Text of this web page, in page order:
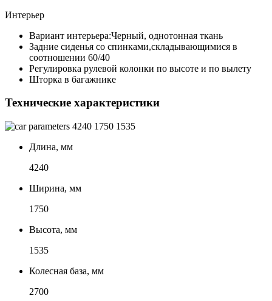
Интерьер
Вариант интерьера:Черный, однотонная ткань
Задние сиденья со спинками,складывающимися в
соотношении 60/40
Регулировка рулевой колонки по высоте и по вылету
Шторка в багажнике
Технические характеристики
4240 1750 1535
Длина, мм
4240
Ширина, мм
1750
Высота, мм
1535
Колесная база, мм
2700